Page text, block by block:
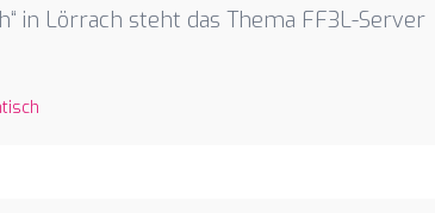
in Lörrach steht das Thema FF3L-Server